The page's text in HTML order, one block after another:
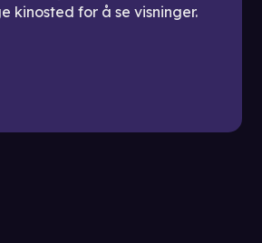
kinosted for å se visninger.